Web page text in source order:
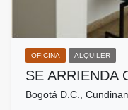
OFICINA ALQUILER
SE ARRIENDA
Bogotá D.C.,